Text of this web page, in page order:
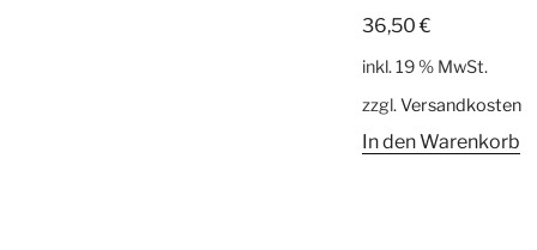
36,50€
inkl. 19 % MwSt.
zzgl.Versandkosten
In den Warenkorb